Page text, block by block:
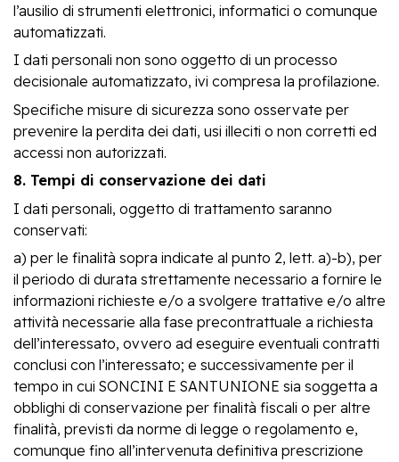
l’ausilio di strumenti elettronici, informatici o comunque
automatizzati.
I dati personali non sono oggetto di un processo
decisionale automatizzato, ivi compresa la profilazione.
Specifiche misure di sicurezza sono osservate per
prevenire la perdita dei dati, usi illeciti o non corretti ed
accessi non autorizzati.
8. Tempi di conservazione dei dati
I dati personali, oggetto di trattamento saranno
conservati:
a) per le finalità sopra indicate al punto 2, lett. a)-b), per
il periodo di durata strettamente necessario a fornire le
informazioni richieste e/o a svolgere trattative e/o altre
attività necessarie alla fase precontrattuale a richiesta
dell’interessato, ovvero ad eseguire eventuali contratti
conclusi con l’interessato; e successivamente per il
tempo in cui SONCINI E SANTUNIONE sia soggetta a
obblighi di conservazione per finalità fiscali o per altre
finalità, previsti da norme di legge o regolamento e,
comunque fino all’intervenuta definitiva prescrizione